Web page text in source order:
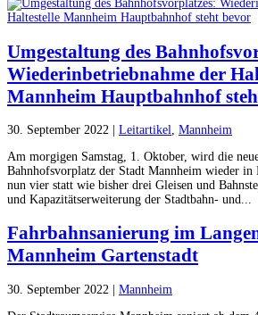
Umgestaltung des
Wiederinbetriebnahme der
Mannheim Hauptbahnhof
30. September 2022 Leitartikel
Mannheim
Am morgigen Samstag, 1. Oktober, wird die
Bahnhofsvorplatz der Stadt Mannheim wieder
nun vier statt wie bisher drei Gleisen und
und Kapazitätserweiterung der Stadtbahn- und...
Fahrbahnsanierung im
Mannheim Gartenstadt
30. September 2022
Mannheim